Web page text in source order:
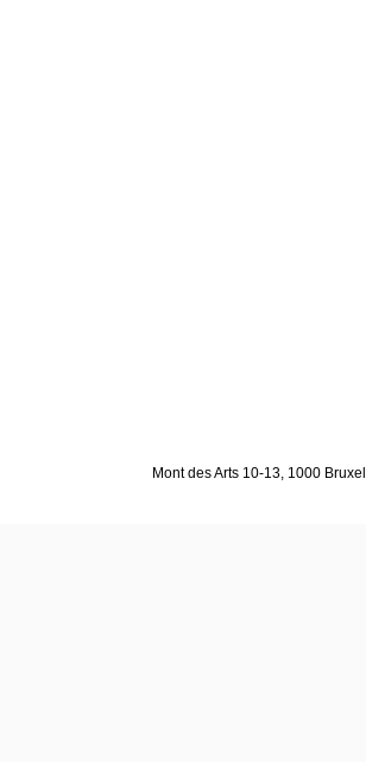
Mont des Arts 10-13, 1000